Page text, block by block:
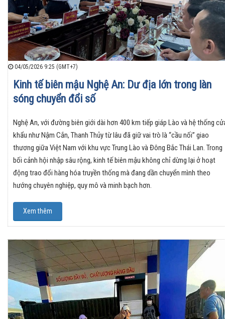
04/05/2026 9:25 (GMT+7)
Kinh tế biên mậu Nghệ An: Dư địa lớn trong làn
sóng chuyển đổi số
Nghệ An, với đường biên giới dài hơn 400 km tiếp giáp Lào và hệ thống
khẩu như Nậm Cắn, Thanh Thủy từ lâu đã giữ vai trò là “cầu nối” giao
thương giữa Việt Nam với khu vực Trung Lào và Đông Bắc Thái Lan. Trong
bối cảnh hội nhập sâu rộng, kinh tế biên mậu không chỉ dừng lại ở hoạt
động trao đổi hàng hóa truyền thống mà đang dần chuyển mình theo
hướng chuyên nghiệp, quy mô và minh bạch hơn.
Xem thêm